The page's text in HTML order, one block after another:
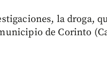
la droga,
de Corinto